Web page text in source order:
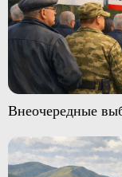
Внеочередные